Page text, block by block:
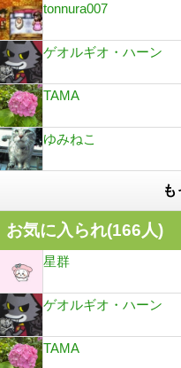
tonnura007
ゲオルギオ・ハーン
TAMA
ゆみねこ
も
お気に入られ(166人)
星群
ゲオルギオ・ハーン
TAMA